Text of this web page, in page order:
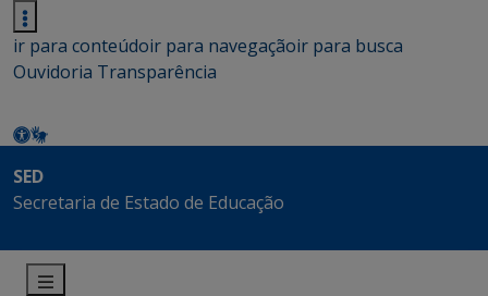
ir para conteúdoir para navegaçãoir para busca
Ouvidoria Transparência
SED
Secretaria de Estado de Educação